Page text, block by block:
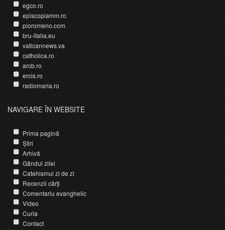
egco.ro
episcopiamm.ro
pioromeno.com
bru-italia.eu
vaticannews.va
catholica.ro
arcb.ro
ercis.ro
radiomaria.ro
NAVIGARE ÎN WEBSITE
Prima pagină
Știri
Arhivă
Gândul zilei
Catehismul zi de zi
Recenzii cărți
Comentariu evanghelic
Video
Curia
Contact